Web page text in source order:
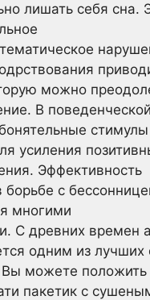
лишать себя сна.
можно
В поведенческой
стимулы
усиления
Эффективность
с
многими
С древних времен
одним из лучших
Вы можете положить
пакетик с